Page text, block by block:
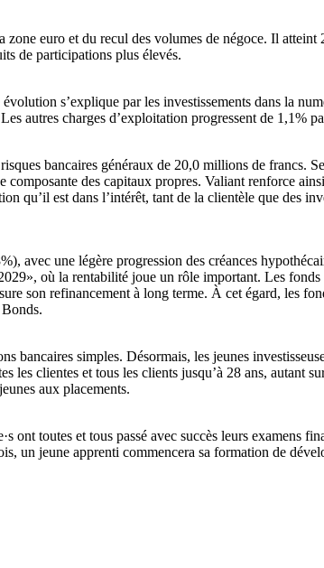
euro et du recul des volumes de négoce. Il
de participations plus élevés.
s’explique par les investissements dans la
autres charges d’exploitation progressent de 1,1%
bancaires généraux de 20,0 millions de francs.
des capitaux propres. Valiant renforce
qu’il est dans l’intérêt, tant de la clientèle que des
avec une légère progression des créances
où la rentabilité joue un rôle important. Les
son refinancement à long terme. À cet égard, les
simples. Désormais, les jeunes
clientes et tous les clients jusqu’à 28 ans, autant
aux placements.
toutes et tous passé avec succès leurs examens
un jeune apprenti commencera sa formation de